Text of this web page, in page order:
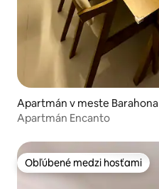
Apartmán v meste Barahona
Apartmán Encanto
Obľúbené medzi hosťami
Obľúbené medzi hosťami